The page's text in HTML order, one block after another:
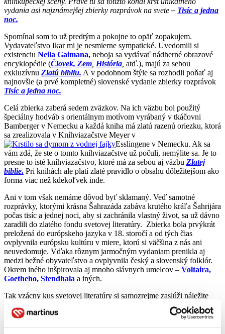
vydania asi najznámejšej zbierky rozprávok na svete– Tisíc a jedna
noc.
Spomínal som to už predtým a pokojne to opäť zopakujem.
Vydavateľstvo Ikar mi je nesmierne sympatické. Uvedomili si
existenciu Neila Gaimana, neboja sa vydávať nádherné obrazové
encyklopédie (Človek, Zem História atď.), majú za sebou
exkluzívnu Zlatú bibliu. A v podobnom štýle sa rozhodli poňať aj
najnovšie (a prvé kompletné) slovenské vydanie zbierky rozprávok
Tisíc a jedna noc.
Celá zbierka zaberá sedem zväzkov. Na ich väzbu bol použitý
špeciálny hodváb s orientálnym motívom vyrábaný v tkáčovni
Bamberger v Nemecku a každá kniha má zlatú razenú oriezku, ktorá
sa zrealizovala v Kníhviazačstve Meyer v
Esslingene v Nemecku. Ak sa
vám zdá, že ste o tomto kníhviazačstve už počuli, nemýlite sa. Je to
presne to isté kníhviazačstvo, ktoré má za sebou aj väzbu Zlatej
biblie. Pri knihách ale platí zlaté pravidlo o obsahu dôležitejšom ako
forma viac než kdekoľvek inde.
Ani v tom však nemáme dôvod byť sklamaný. Veď samotné
rozprávky, ktorými krásna Šahrazáda zabáva krutého kráľa Šahrijára
počas tisíc a jednej noci, aby si zachránila vlastný život, sa už dávno
zaradili do zlatého fondu svetovej literatúry. Zbierka bola prvýkrát
preložená do európskeho jazyka v 18. storočí a od tých čias
ovplyvnila európsku kultúru v miere, ktorú si väčšina z nás ani
neuvedomuje. Vďaka rôznym jarmočným vydaniam prenikla aj
medzi bežné obyvateľstvo a ovplyvnila český a slovenský folklór.
Okrem iného inšpirovala aj mnoho slávnych umelcov – Voltaira,
Goetheho, Stendhala a iných.
Tak vzácny kus svetovej literatúry si samozrejme zaslúži náležite
kvalitný preklad. Toho sa ujal najznámejší slovenský arabista Ján
Pauliny, ktorému preklad kompletnej série 7 zväzkov trval dlhých